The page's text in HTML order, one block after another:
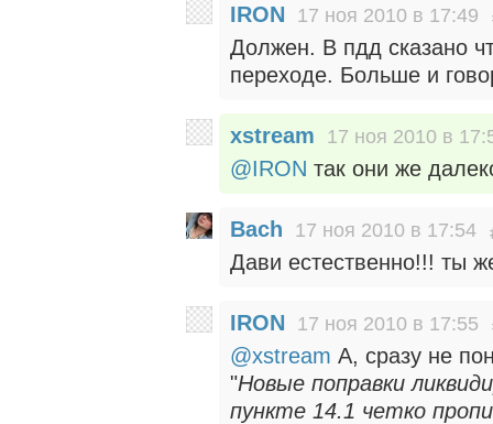
IRON 17 ноя 2010 в 17:49
Должен. В пдд сказано
переходе. Больше и
xstream 17 ноя 2010 в
@IRON так они же
Bach 17 ноя 2010 в 17:54
Дави естественно!!! ты
IRON 17 ноя 2010 в 17:55
@xstream А, сразу не
"Новые поправки
пункте 14.1 четко